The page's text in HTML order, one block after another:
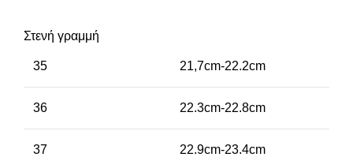
Στενή γραμμή
35 21,7cm-22.2cm
36 22.3cm-22.8cm
37 22.9cm-23.4cm